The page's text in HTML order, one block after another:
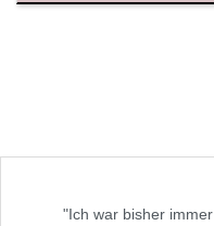
"Ich war bisher